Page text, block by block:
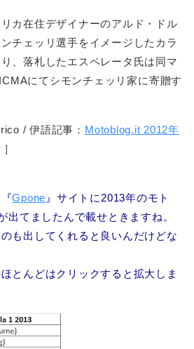
カ在住デザイナーのアルド・ドル
チェッリ選手をイメージしたカラ
、落札したエスペレータ氏は同マ
にてシモンチェッリ家に寄贈す
/ 伊語記事： Motoblog.it 2012年
Gpone 』サイトに2013年のモト
出てましたんで載せときますね。
も出してくれると良いんだけどな
とんどはクリックすると拡大しま